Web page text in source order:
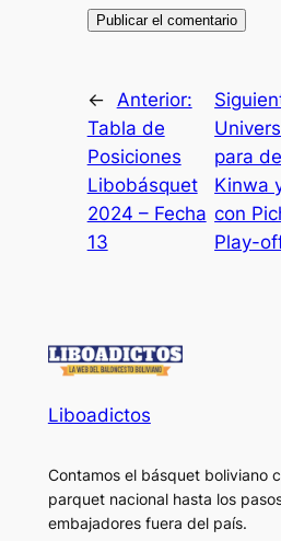
← Anterior:
Tabla de
Posiciones
Libobásquet
2024 – Fecha
13
para
Kinwa
con
Play-
Liboadictos
Contamos el básquet boliviano
parquet nacional hasta los
embajadores fuera del país.